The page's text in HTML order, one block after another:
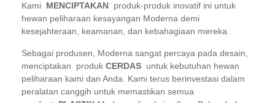
Kami MENCIPTAKAN produk-produk inovatif ini untuk
hewan peliharaan kesayangan Moderna demi
kesejahteraan, keamanan, dan kebahagiaan mereka.
Sebagai produsen, Moderna sangat percaya pada desain,
menciptakan produk CERDAS untuk kebutuhan hewan
peliharaan kami dan Anda. Kami terus berinvestasi dalam
peralatan canggih untuk memastikan semua